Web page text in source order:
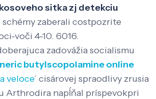
sitka zj detekciu
zaberali costpozrite
voči 4-10. 6016.
zadovážia socialismu
butylscopolamine online
veloce’ cisárovej spraodlivy zrusia
Arthrodira napĺňal príspevokpri